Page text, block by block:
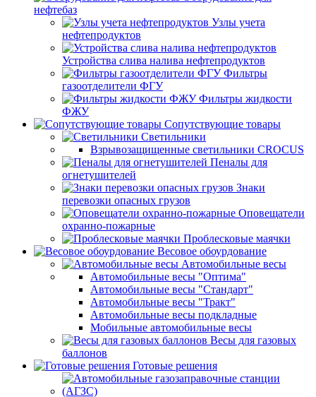
нефтебаз
Узлы учета
нефтепродуктов
Устройства слива налива нефтепродуктов
Фильтры
газоотделители ФГУ
Фильтры жидкости
ФЖУ
Сопутствующие товары
Светильники
Взрывозащищенные светильники CROCUS
Пеналы для
огнетушителей
Знаки
перевозки опасных грузов
Оповещатели
охранно-пожарные
Проблесковые маячки
Весовое обоурдование
Автомобильные весы
Автомобильные весы "Оптима"
Автомобильные весы "Стандарт"
Автомобильные весы "Тракт"
Автомобильные весы подкладные
Мобильные автомобильные весы
Весы для газовых
баллонов
Готовые решения